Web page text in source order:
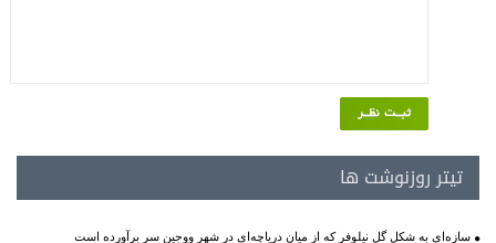
تیتر روزنوشت ها
سازه‌ای به شکل گل نیلوفر که از میان دریاچه‌ای در شهر ووجین سر برآورده است